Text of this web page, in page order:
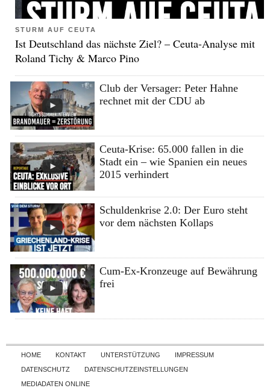
STURM AUF CEUTA
Ist Deutschland das nächste Ziel? – Ceuta-Analyse mit
Roland Tichy & Marco Pino
Club der Versager: Peter Hahne
rechnet mit der CDU ab
Ceuta-Krise: 65.000 fallen in die
Stadt ein – wie Spanien ein neues
2015 verhindert
Schuldenkrise 2.0: Der Euro steht
vor dem nächsten Kollaps
Cum-Ex-Kronzeuge auf Bewährung
frei
Skip to content
HOME KONTAKT UNTERSTÜTZUNG
IMPRESSUM
DATENSCHUTZ
DATENSCHUTZEINSTELLUNGEN
MEDIADATEN ONLINE